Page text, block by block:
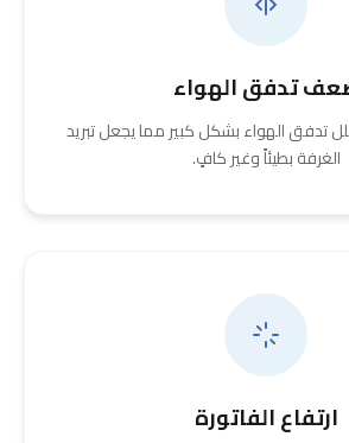
تدفق الهواء
تدفق الهواء بشكل كبير مما يجعل تبريد
الغرفة بطيئاً وغير كافٍ.
ارتفاع الفاتورة